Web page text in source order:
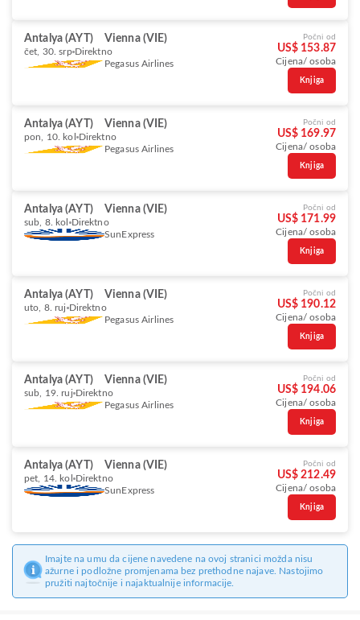
Antalya (AYT) Vienna (VIE)
čet, 30. srp Direktno
Pegasus Airlines
Počni od
US$ 153.87
Cijena/ osoba
Knjiga
Antalya (AYT) Vienna (VIE)
pon, 10. kol Direktno
Pegasus Airlines
Počni od
US$ 169.97
Cijena/ osoba
Knjiga
Antalya (AYT) Vienna (VIE)
sub, 8. kol Direktno
SunExpress
Počni od
US$ 171.99
Cijena/ osoba
Knjiga
Antalya (AYT) Vienna (VIE)
uto, 8. ruj Direktno
Pegasus Airlines
Počni od
US$ 190.12
Cijena/ osoba
Knjiga
Antalya (AYT) Vienna (VIE)
sub, 19. ruj Direktno
Pegasus Airlines
Počni od
US$ 194.06
Cijena/ osoba
Knjiga
Antalya (AYT) Vienna (VIE)
pet, 14. kol Direktno
SunExpress
Počni od
US$ 212.49
Cijena/ osoba
Knjiga
Imajte na umu da cijene navedene na ovoj stranici možda nisu
ažurne i podložne promjenama bez prethodne najave. Nastojimo
pružiti najtočnije i najaktualnije informacije.